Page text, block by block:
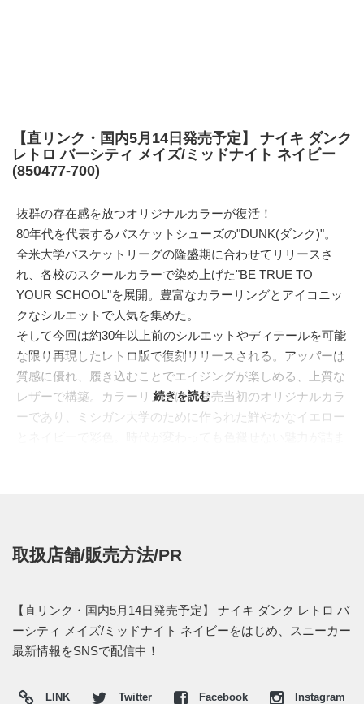
【直リンク・国内5月14日発売予定】 ナイキ ダンク
レトロ バーシティ メイズ/ミッドナイト ネイビー
(850477-700)
抜群の存在感を放つオリジナルカラーが復活！
80年代を代表するバスケットシューズの"DUNK(ダンク)"。
全米大学バスケットリーグの隆盛期に合わせてリリースさ
れ、各校のスクールカラーで染め上げた"BE TRUE TO
YOUR SCHOOL"を展開。豊富なカラーリングとアイコニッ
クなシルエットで人気を集めた。
そして今回は約30年以上前のシルエットやディテールを可能
な限り再現したレトロ版で復刻リリースされる。アッパーは
質感に優れ、履き込むことでエイジングが楽しめる、上質な
レザーで構築。カラーリングは、発売当初のオリジナルカラ
ーであり、ミシガン大学のために作られた鮮やかなイエロー
【取扱店】
・ナイキストア オンライン 直リンク
・山男フットギア 直リンク
・atmos 直リンク
・Kinetics 直リンク
続きを読む
取扱店舗/販売方法/PR
【直リンク・国内5月14日発売予定】 ナイキ ダンク レトロ バ
ーシティ メイズ/ミッドナイト ネイビーをはじめ、スニーカー
最新情報をSNSで配信中！
LINK Twitter Facebook Instagram